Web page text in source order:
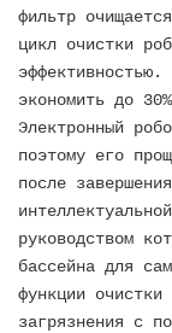
фильтр
цикл очистки
экономить до
Электронный
поэтому его
после
руководством
бассейна для
функции
загрязнения с